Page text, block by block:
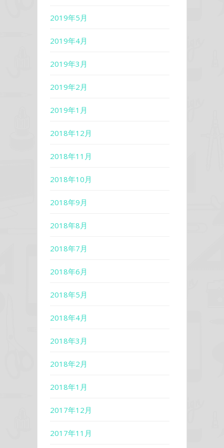
2019年5月
2019年4月
2019年3月
2019年2月
2019年1月
2018年12月
2018年11月
2018年10月
2018年9月
2018年8月
2018年7月
2018年6月
2018年5月
2018年4月
2018年3月
2018年2月
2018年1月
2017年12月
2017年11月